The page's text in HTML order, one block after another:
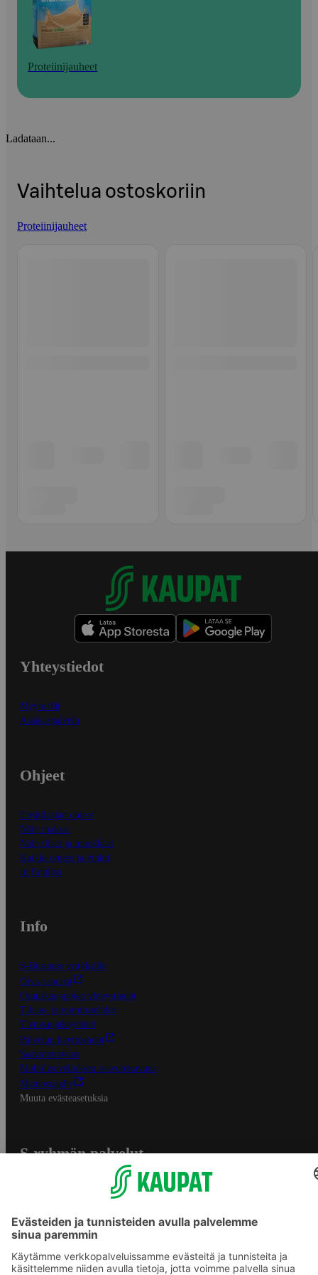
Proteiinijauheet
Ladataan...
Vaihtelua ostoskoriin
Proteiinijauheet
Yhteystiedot
Myymälät
Asiakaspalvelu
Ohjeet
Ensitilaajan ohjeet
Näin maksat
Näin tilaat ja muokkaat
Kaikki ohjeet ja vinkit
In English
Info
S-Business yrityksille
Oiva-raportit
Osuuskauppojen yhteystiedot
Tilaus- ja toimitusehdot
Tietosuojakäytäntö
Palvelun käyttöehdot
Saavutettavuus
Mobiilisovelluksen saavutettavuus
Mainostajalle
Muuta evästeasetuksia
S-ryhmän palvelut
Yhteishyvä Ruoka -sovellus
S-ostoslista -sovellus
Prisma.fi
Sokos.fi